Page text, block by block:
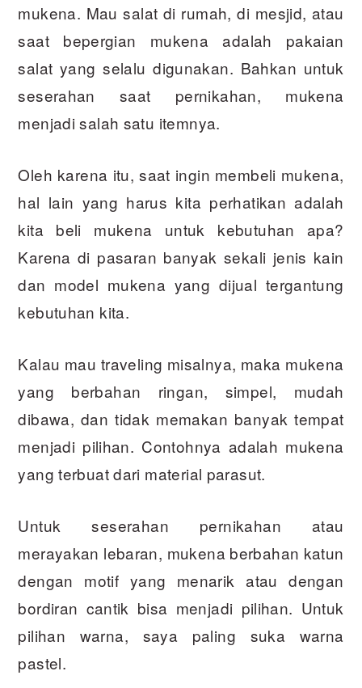
mukena. Mau salat di rumah, di mesjid, atau
saat bepergian mukena adalah pakaian
salat yang selalu digunakan. Bahkan untuk
seserahan saat pernikahan, mukena
menjadi salah satu itemnya.
Oleh karena itu, saat ingin membeli mukena,
hal lain yang harus kita perhatikan adalah
kita beli mukena untuk kebutuhan apa?
Karena di pasaran banyak sekali jenis kain
dan model mukena yang dijual tergantung
kebutuhan kita.
Kalau mau traveling misalnya, maka mukena
yang berbahan ringan, simpel, mudah
dibawa, dan tidak memakan banyak tempat
menjadi pilihan. Contohnya adalah mukena
yang terbuat dari material parasut.
Untuk seserahan pernikahan atau
merayakan lebaran, mukena berbahan katun
dengan motif yang menarik atau dengan
bordiran cantik bisa menjadi pilihan. Untuk
pilihan warna, saya paling suka warna
pastel.